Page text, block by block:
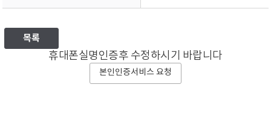
목록
휴대폰실명인증후 수정하시기 바랍니다
본인인증서비스 요청